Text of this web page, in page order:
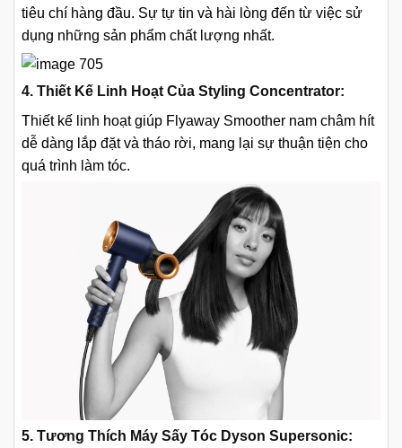
tiêu chí hàng đầu. Sự tự tin và hài lòng đến từ việc sử
dụng những sản phẩm chất lượng nhất.
4. Thiết Kế Linh Hoạt Của Styling Concentrator:
Thiết kế linh hoạt giúp Flyaway Smoother nam châm hít
dễ dàng lắp đặt và tháo rời, mang lại sự thuận tiện cho
quá trình làm tóc.
5. Tương Thích Máy Sấy Tóc Dyson Supersonic: